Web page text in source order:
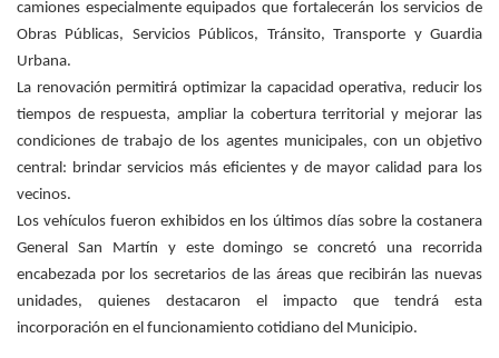
camiones especialmente equipados que fortalecerán los servicios de
Obras Públicas, Servicios Públicos, Tránsito, Transporte y Guardia
Urbana.
La renovación permitirá optimizar la capacidad operativa, reducir los
tiempos de respuesta, ampliar la cobertura territorial y mejorar las
condiciones de trabajo de los agentes municipales, con un objetivo
central: brindar servicios más eficientes y de mayor calidad para los
vecinos.
Los vehículos fueron exhibidos en los últimos días sobre la costanera
General San Martín y este domingo se concretó una recorrida
encabezada por los secretarios de las áreas que recibirán las nuevas
unidades, quienes destacaron el impacto que tendrá esta
incorporación en el funcionamiento cotidiano del Municipio.